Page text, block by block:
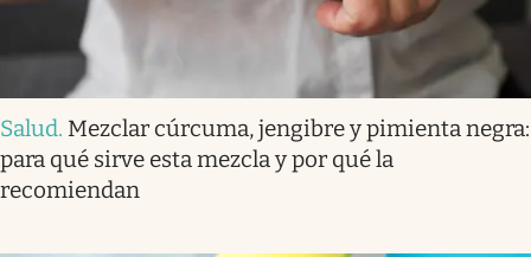
Salud. Mezclar cúrcuma, jengibre y pimienta negra:
para qué sirve esta mezcla y por qué la
recomiendan